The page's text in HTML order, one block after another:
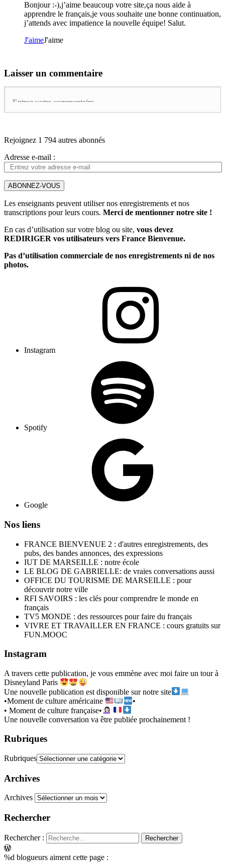
Bonjour :-),j’aime beaucoup votre site,ça nous aide à
apprendre le français,je vous souhaite une bonne continuation,
j’attends avec impatience la nouvelle équipe! Salut.
J'aimeJ'aime
Laisser un commentaire
Rejoignez 1 794 autres abonnés
Adresse e-mail :
ABONNEZ-VOUS
Les enseignants peuvent utiliser nos enregistrements et nos
transcriptions pour leurs cours. Merci de mentionner notre site !
En cas d’utilisation sur votre blog ou site, vous devez
REDIRIGER vos utilisateurs vers France Bienvenue.
Pas d’utilisation commerciale de nos enregistrements ni de nos
photos.
Instagram
Spotify
Google
Nos liens
FRANCE BIENVENUE 2 : d'autres enregistrements, des
pubs, des bandes annonces, des expressions
IUT DE MARSEILLE : notre école
LE BLOG DE GABRIELLE: de vraies conversations aussi
OFFICE DU TOURISME DE MARSEILLE : pour
découvrir notre ville
RFI SAVOIRS : les clés pour comprendre le monde en
français
TV5 MONDE : des ressources pour faire du français
VIVRE ET TRAVAILLER EN FRANCE : cours gratuits sur
FUN.MOOC
Instagram
A travers cette publication, je vous emmène avec moi faire un tour à
Disneyland Paris
Une nouvelle publication est disponible sur notre site
•Moment de culture américaine
•
• Moment de culture française•
Une nouvelle conversation va être publiée prochainement !
Rubriques
Rubriques
Archives
Archives
Rechercher
Rechercher :
%d blogueurs aiment cette page :